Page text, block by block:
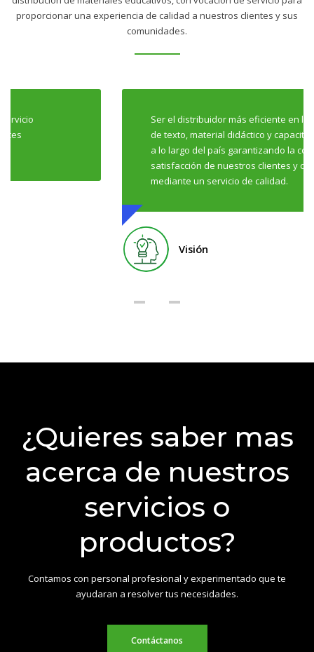
proporcionar una experiencia de calidad a nuestros clientes y sus
comunidades.
Ser el distribuidor más eficiente en la entrega de libros
de texto, material didáctico y capacitación profesional
a lo largo del país garantizando la completa
satisfacción de nuestros clientes y colaboradores
mediante un servicio de calidad.
¿Quieres saber mas
acerca de nuestros
servicios o
productos?
Contamos con personal profesional y experimentado que te